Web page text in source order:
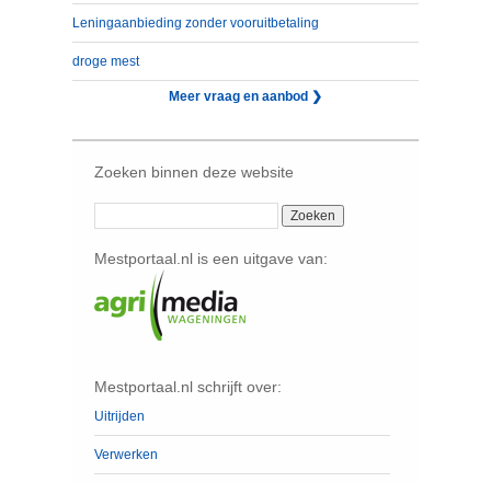
Leningaanbieding zonder vooruitbetaling
droge mest
Meer vraag en aanbod ❯
Zoeken binnen deze website
Mestportaal.nl is een uitgave van:
Mestportaal.nl schrijft over:
Uitrijden
Verwerken